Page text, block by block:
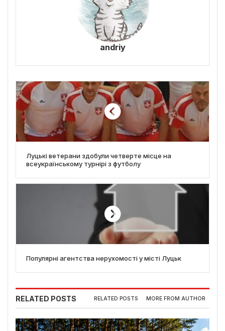
andriy
Луцькі ветерани здобули четверте місце на
всеукраїнському турнірі з футболу
Популярні агентства нерухомості у місті Луцьк
RELATED POSTS RELATED POSTS MORE FROM AUTHOR